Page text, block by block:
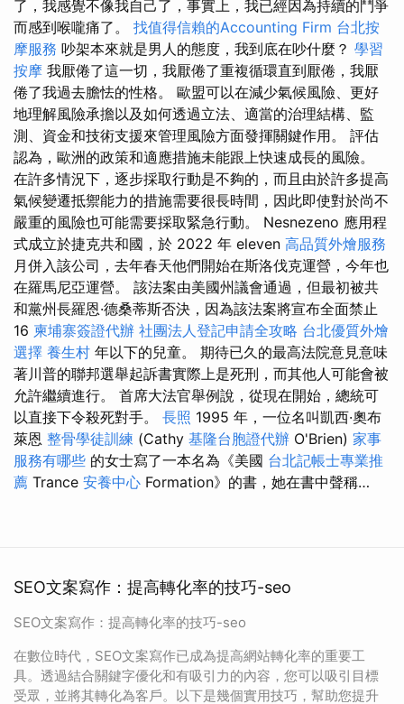
了，我感覺不像我自己了，事實上，我已經因為持續的鬥爭
而感到喉嚨痛了。 找值得信賴的Accounting Firm 台北按
摩服務 吵架本來就是男人的態度，我到底在吵什麼？ 學習
按摩 我厭倦了這一切，我厭倦了重複循環直到厭倦，我厭
倦了我過去膽怯的性格。 歐盟可以在減少氣候風險、更好
地理解風險承擔以及如何透過立法、適當的治理結構、監
測、資金和技術支援來管理風險方面發揮關鍵作用。 評估
認為，歐洲的政策和適應措施未能跟上快速成長的風險。
在許多情況下，逐步採取行動是不夠的，而且由於許多提高
氣候變遷抵禦能力的措施需要很長時間，因此即使對於尚不
嚴重的風險也可能需要採取緊急行動。 Nesnezeno 應用程
式成立於捷克共和國，於 2022 年 eleven 高品質外燴服務
月併入該公司，去年春天他們開始在斯洛伐克運營，今年也
在羅馬尼亞運營。 該法案由美國州議會通過，但最初被共
和黨州長羅恩·德桑蒂斯否決，因為該法案將宣布全面禁止
16 柬埔寨簽證代辦 社團法人登記申請全攻略 台北優質外燴
選擇 養生村 年以下的兒童。 期待已久的最高法院意見意味
著川普的聯邦選舉起訴書實際上是死刑，而其他人可能會被
允許繼續進行。 首席大法官舉例說，從現在開始，總統可
以直接下令殺死對手。 長照 1995 年，一位名叫凱西·奧布
萊恩 整骨學徒訓練 (Cathy 基隆台胞證代辦 O'Brien) 家事
服務有哪些 的女士寫了一本名為《美國 台北記帳士專業推
薦 Trance 安養中心 Formation》的書，她在書中聲稱…
SEO文案寫作：提高轉化率的技巧-seo
SEO文案寫作：提高轉化率的技巧-seo
在數位時代，SEO文案寫作已成為提高網站轉化率的重要工
具。透過結合關鍵字優化和有吸引力的內容，您可以吸引目標
受眾，並將其轉化為客戶。以下是幾個實用技巧，幫助您提升